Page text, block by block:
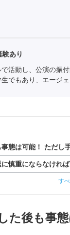
験あり
活動し、公演の振
でもあり、エージ
態は可能！ ただし
慎重にならなけれ
す
た後も事